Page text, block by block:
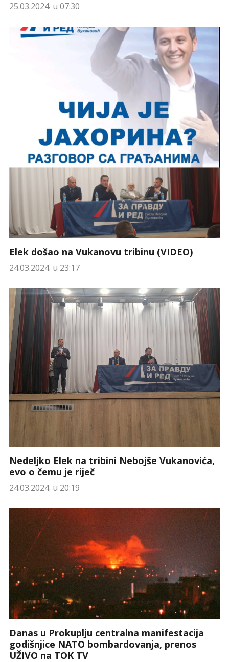
25.03.2024. u 07:30
Elek došao na Vukanovu tribinu (VIDEO)
24.03.2024. u 23:17
Nedeljko Elek na tribini Nebojše Vukanovića,
evo o čemu je riječ
24.03.2024. u 20:19
Danas u Prokuplju centralna manifestacija
godišnjice NATO bombardovanja, prenos
UŽIVO na TOK TV